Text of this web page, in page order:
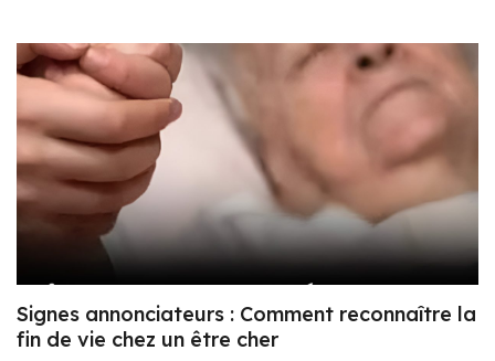
Signes annonciateurs : Comment reconnaître la
fin de vie chez un être cher